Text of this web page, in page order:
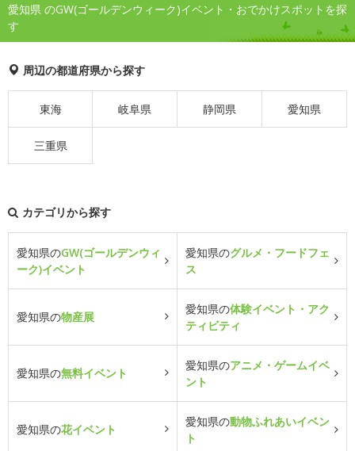
愛知県 のGW(ゴールデンウィーク)イベント・おでかけスポットを探
す
周辺の都道府県から探す
東海 岐阜県 静岡県 愛知県
三重県
カテゴリから探す
愛知県のGW(ゴールデンウィ
ーク)イベント
愛知県のグルメ・フードフェ
ス
愛知県の物産展
愛知県の体験イベント・アク
ティビティ
愛知県の無料イベント
愛知県のアニメ・ゲームイベ
ント
愛知県の花イベント
愛知県の動物ふれあいイベン
ト